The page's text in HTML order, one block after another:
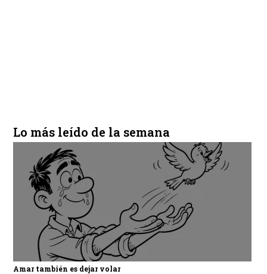
Lo más leído de la semana
Amar también es dejar volar